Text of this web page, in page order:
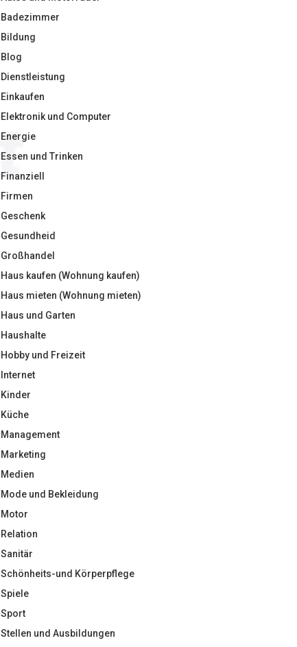
Badezimmer
Bildung
Blog
Dienstleistung
Einkaufen
Elektronik und Computer
Energie
Essen und Trinken
Finanziell
Firmen
Geschenk
Gesundheid
Großhandel
Haus kaufen (Wohnung kaufen)
Haus mieten (Wohnung mieten)
Haus und Garten
Haushalte
Hobby und Freizeit
Internet
Kinder
Küche
Management
Marketing
Medien
Mode und Bekleidung
Motor
Relation
Sanitär
Schönheits-und Körperpflege
Spiele
Sport
Stellen und Ausbildungen